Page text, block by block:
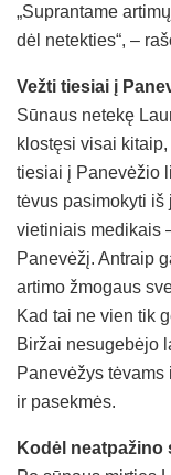
„Suprantame
dėl netekties“, –
Vežti tiesiai į
Sūnaus netekę
klostęsi visai
tiesiai į Panevėžio
tėvus pasimokyti iš
vietiniais medikais
Panevėžį. Antraip
artimo žmogaus
Kad tai ne vien tik
Biržai nesugebėjo
Panevėžys
ir pasekmės.
Kodėl